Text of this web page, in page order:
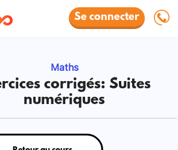
Se connecter
Maths
corrigés: Suites
numériques